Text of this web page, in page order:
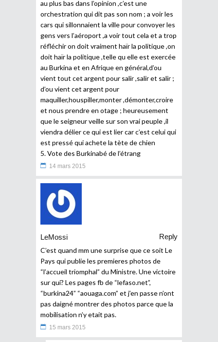
au plus bas dans l’opinion ,c’est une
orchestration qui dit pas son nom ; a voir les
cars qui sillonnaient la ville pour convoyer les
gens vers l’aéroport ,a voir tout cela et a trop
réfléchir on doit vraiment haïr la politique ,on
doit haïr la politique ,telle qu elle est exercée
au Burkina et en Afrique en général,d’ou
vient tout cet argent pour salir ,salir et salir ;
d’ou vient cet argent pour
maquiller,houspiller,monter ,démonter,croire
et nous prendre en otage ; heureusement
que le seigneur veille sur son vrai peuple ,il
viendra délier ce qui est lier car c’est celui qui
est pressé qui achete la tète de chien
5. Vote des Burkinabé de l’étrang
14 mars 2015
LeMossi
Reply
C’est quand mm une surprise que ce soit Le
Pays qui publie les premieres photos de
“l’accueil triomphal” du Ministre. Une victoire
sur qui? Les pages fb de “lefaso.net”,
“burkina24” “aouaga.com” et j’en passe n’ont
pas daigné montrer des photos parce que la
mobilisation n’y etait pas.
15 mars 2015